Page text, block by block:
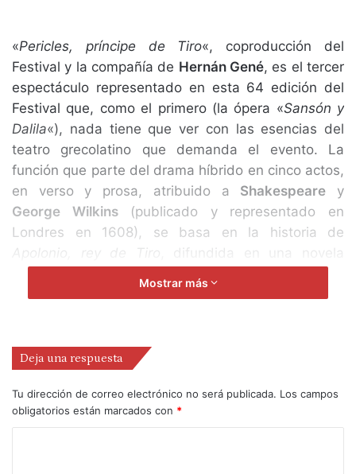
«Pericles, príncipe de Tiro«, coproducción del
Festival y la compañía de Hernán Gené, es el tercer
espectáculo representado en esta 64 edición del
Festival que, como el primero (la ópera «Sansón y
Dalila«), nada tiene que ver con las esencias del
teatro grecolatino que demanda el evento. La
función que parte del drama híbrido en cinco actos,
en verso y prosa, atribuido a Shakespeare y
George Wilkins(publicado y representado en
Londres en 1608), se basa en la historia de
Apolonio, rey de Tiro
, difundida en una novela
corta anónima -traducción o resumen de un original
griego- que fue muy popular durante la Edad Media
Apolonio por el de
del granShakespearepueda tal vez hallarse en los
actos III, IV y V (según los estudiosos), la obra
Mostrar más
Deja una respuesta
Tu dirección de correo electrónico no será publicada. Los campos
obligatorios están marcados con *